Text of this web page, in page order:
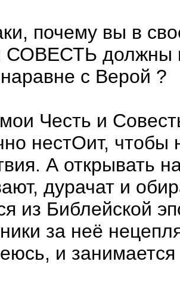
почему вы в
должны
с Верой ?
Честь и
нестОит, чтобы
А открывать
дурачат и
из Библейской
за неё
и